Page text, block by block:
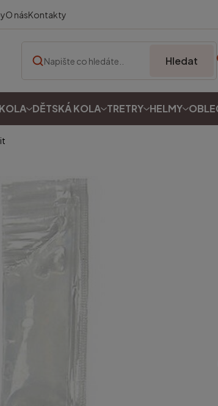
O násKontakty
Hledat
DĚTSKÁ KOLA TRETRY HELMY